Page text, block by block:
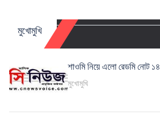
মুখোমুখি
শাওমি নিয়ে এলো রেডমি নোট ১৪
মুখোমুখি